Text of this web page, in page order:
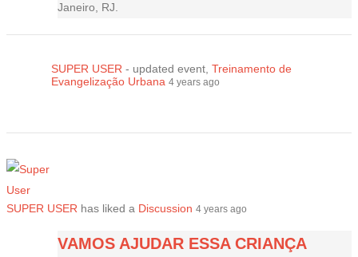
Janeiro, RJ.
SUPER USER - updated event, Treinamento de
Evangelização Urbana 4 years ago
SUPER USER has liked a Discussion 4 years ago
VAMOS AJUDAR ESSA CRIANÇA